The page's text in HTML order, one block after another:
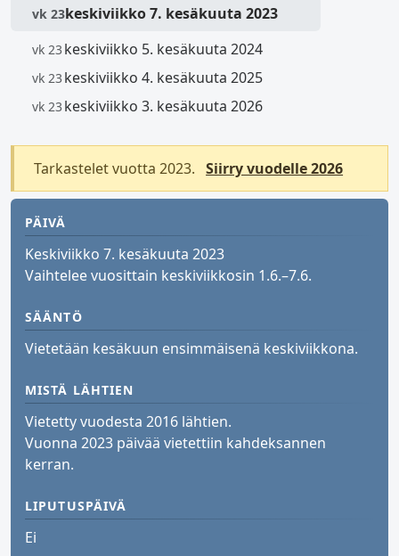
vk 23keskiviikko 7. kesäkuuta 2023
vk 23 keskiviikko 5. kesäkuuta 2024
vk 23 keskiviikko 4. kesäkuuta 2025
vk 23 keskiviikko 3. kesäkuuta 2026
Tarkastelet vuotta 2023. Siirry vuodelle 2026
PÄIVÄ
Keskiviikko 7. kesäkuuta 2023
Vaihtelee vuosittain keskiviikkosin 1.6.–7.6.
SÄÄNTÖ
Vietetään kesäkuun ensimmäisenä keskiviikkona.
MISTÄ LÄHTIEN
Vietetty vuodesta 2016 lähtien.
Vuonna 2023 päivää vietettiin kahdeksannen
kerran.
LIPUTUSPÄIVÄ
Ei